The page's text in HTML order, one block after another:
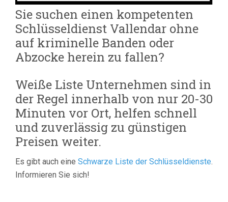
Sie suchen einen kompetenten
Schlüsseldienst Vallendar ohne
auf kriminelle Banden oder
Abzocke herein zu fallen?
Weiße Liste Unternehmen sind in
der Regel innerhalb von nur 20-30
Minuten vor Ort, helfen schnell
und zuverlässig zu günstigen
Preisen weiter.
Es gibt auch eine Schwarze Liste der Schlüsseldienste.
Informieren Sie sich!